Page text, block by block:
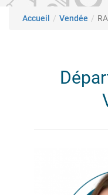
Fil d'Ariane
Accueil Vendée